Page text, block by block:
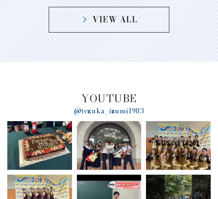
VIEW ALL
YOUTUBE
@tezuka_izumi1983